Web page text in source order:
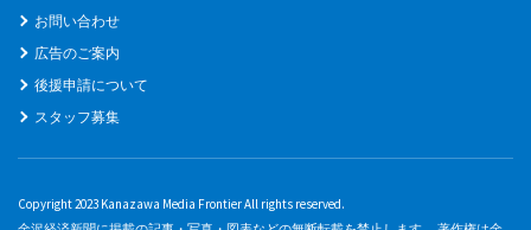
お問い合わせ
広告のご案内
後援申請について
スタッフ募集
Copyright 2023 Kanazawa Media Frontier All rights reserved.